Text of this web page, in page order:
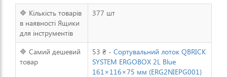
🔷 Кількість товарів
в наявності Ящики
для інструментів
377 шт
🔷 Самий дешевий
товар
53 ₴ - Сортувальний лоток QBRICK
SYSTEM ERGOBOX 2L Blue
161×116×75 мм (ERG2NIEPG001)